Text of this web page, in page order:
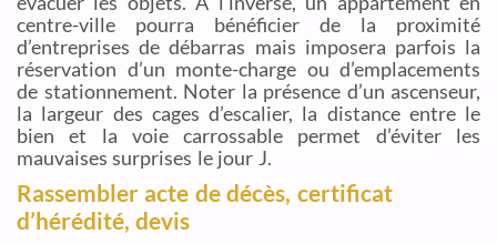
centre-ville pourra bénéficier de la proximité
d’entreprises de débarras mais imposera parfois la
réservation d’un monte-charge ou d’emplacements
de stationnement. Noter la présence d’un ascenseur,
la largeur des cages d’escalier, la distance entre le
bien et la voie carrossable permet d’éviter les
mauvaises surprises le jour J.
Rassembler acte de décès, certificat
d’hérédité, devis